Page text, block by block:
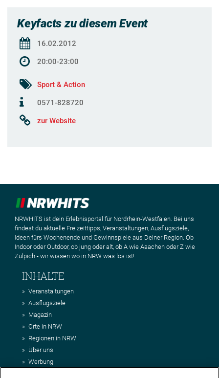
Keyfacts zu diesem Event
16.02.2012
20:00-23:00
Sport & Action
0571-828720
zur Website
NRWHITS ist dein Erlebnisportal für Nordrhein-Westfalen. Bei uns
findest du aktuelle Freizeittipps, Veranstaltungen, Ausflugsziele,
Ideen fürs Wochenende und Gewinnspiele aus Deiner Region. Ob
Indoor oder Outdoor, ob jung oder alt, ob A wie Aaachen oder Z wie
Zülpich - wir wissen wo in NRW was los ist!
INHALTE
Veranstaltungen
Ausflugsziele
Magazin
Orte in NRW
Regionen in NRW
Über uns
Werbung